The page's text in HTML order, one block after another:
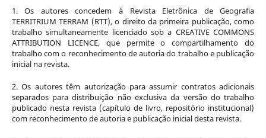
1. Os autores concedem à Revista Eletrônica de Geografia
TERRITRIUM TERRAM (RTT), o direito da primeira publicação, como
trabalho simultaneamente licenciado sob a CREATIVE COMMONS
ATTRIBUTION LICENCE, que permite o compartilhamento do
trabalho com o reconhecimento de autoria do trabalho e publicação
inicial na revista.
2. Os autores têm autorização para assumir contratos adicionais
separados para distribuição não exclusiva da versão do trabalho
publicado nesta revista (capítulo de livro, repositório institucional)
com reconhecimento de autoria e publicação inicial desta revista.